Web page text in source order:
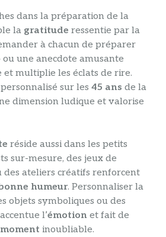
dans la préparation de la
la gratitude ressentie par la
à chacun de préparer
ou une anecdote amusante
et multiplie les éclats de rire.
sur les 45 ans de la
dimension ludique et valorise
réside aussi dans les petits
sur-mesure, des jeux de
des ateliers créatifs renforcent
humeur. Personnaliser la
objets symboliques ou des
accentue l’émotion et fait de
moment inoubliable.